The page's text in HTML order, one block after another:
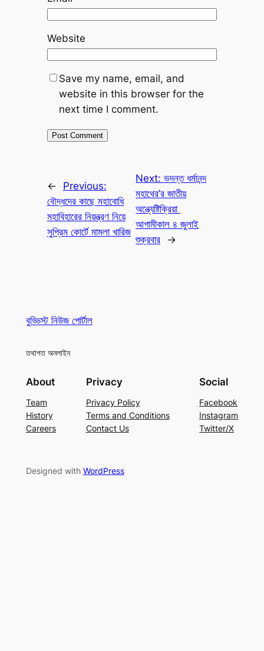
Website
Save my name, email, and
website in this browser for the
next time I comment.
←
Previous:
বৌদ্ধদের কাছে মহাবোধি
মহাবিহারের নিয়ন্ত্রণ নিয়ে
সুপ্রিম কোর্টে মামলা খারিজ
Next:ভদন্ত ধর্মানন্দ
মহাথের’র জাতীয়
অন্ত্যেষ্টিক্রিয়া
আগামীকাল ৪ জুলাই
শুক্রবার
→
বুড্ডিস্ট নিউজ পোর্টাল
তথাগত অনলাইন
About
Team
History
Careers
Privacy
Privacy Policy
Terms and Conditions
Contact Us
Social
Facebook
Instagram
Twitter/X
Designed with WordPress